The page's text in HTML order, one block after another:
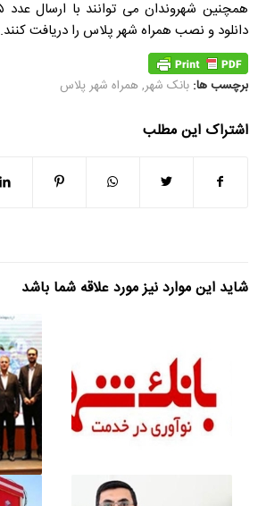
دانلود و نصب همراه شهر پلاس را دریافت کنند.
برچسب ها: بانک شهر,همراه‌ شهر پلاس
اشتراک این مطلب
شاید این موارد نیز مورد علاقه شما باشد